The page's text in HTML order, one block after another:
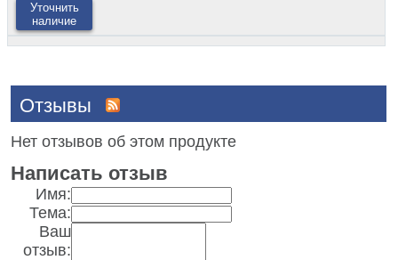
Уточнить
наличие
Отзывы
Нет отзывов об этом продукте
Написать отзыв
Имя:
Тема:
Ваш
отзыв: